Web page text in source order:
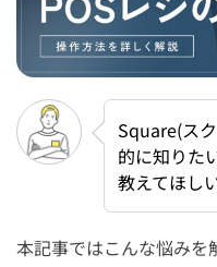
Square(ス
的に知りた
教えてほし
本記事ではこんな悩みを